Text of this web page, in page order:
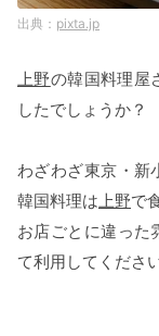
pixta.jp
上野の韓国料理屋
したでしょうか？
わざわざ東京・新
韓国料理は上野で
お店ごとに違った
て利用してくださ